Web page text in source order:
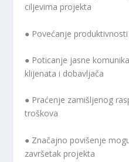
ciljevima projekta
● Povećanje
● Poticanje jasne
klijenata i dobavljača
● Praćenje zamišljenog
troškova
● Značajno povišenje
završetak projekta